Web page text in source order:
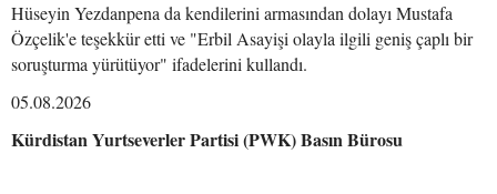
Hüseyin Yezdanpena da kendilerini armasından dolayı Mustafa
Özçelik'e teşekkür etti ve "Erbil Asayişi olayla ilgili geniş çaplı bir
soruşturma yürütüyor" ifadelerini kullandı.
05.08.2026
Kürdistan Yurtseverler Partisi (PWK) Basın Bürosu